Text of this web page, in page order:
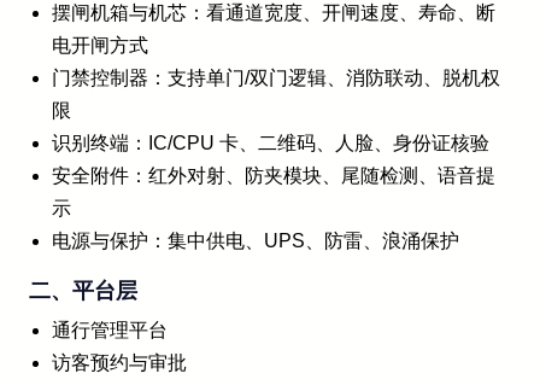
摆闸机箱与机芯：看通道宽度、开闸速度、寿命、断
电开闸方式
门禁控制器：支持单门/双门逻辑、消防联动、脱机权
限
识别终端：IC/CPU 卡、二维码、人脸、身份证核验
安全附件：红外对射、防夹模块、尾随检测、语音提
示
电源与保护：集中供电、UPS、防雷、浪涌保护
二、平台层
通行管理平台
访客预约与审批